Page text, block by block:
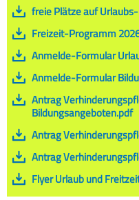
freie Plätze auf
Freizeit-Programm
Anmelde-Formular
Anmelde-Formular
Antrag
Bildungsangeboten.pdf
Antrag
Antrag
Flyer Urlaub und